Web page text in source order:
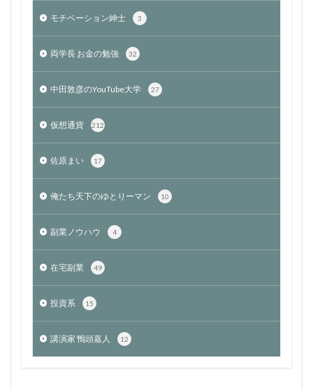
モチベーション紳士 3
両学長 お金の勉強 32
中田敦彦のYouTube大学 27
仮想通貨 212
佐原まい 17
俺たち天下のゆとりーマン 10
副業ノウハウ 4
在宅副業 49
投資系 15
講演家 鴨頭嘉人 12